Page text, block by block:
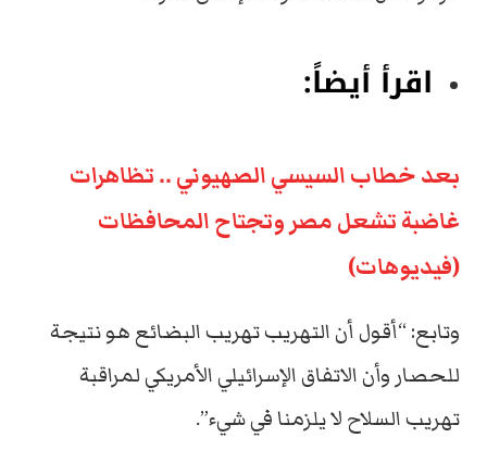
اقرأ أيضاً:
بعد خطاب السيسي الصهيوني .. تظاهرات
غاضبة تشعل مصر وتجتاح المحافظات
(فيديوهات)
وتابع: “أقول أن التهريب تهريب البضائع هو نتيجة
للحصار وأن الاتفاق الإسرائيلي الأمريكي لمراقبة
تهريب السلاح لا يلزمنا في شيء”.